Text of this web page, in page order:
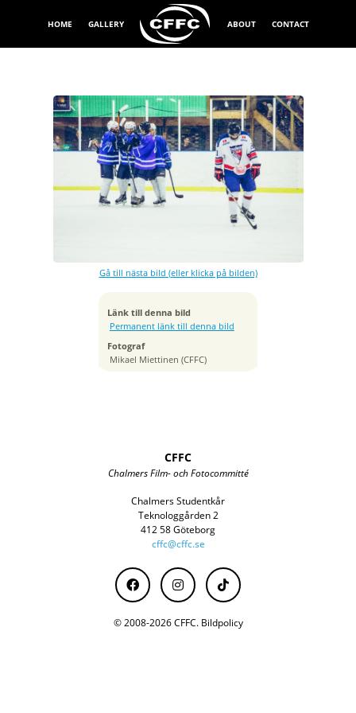
HOME GALLERY ABOUT CONTACT
Gå till nästa bild (eller klicka på bilden)
Länk till denna bild
Permanent länk till denna bild
Fotograf
Mikael Miettinen (CFFC)
Exponeringstid
1/500 sek
Bländare
Tagen
ISO
2000
Brännvidd
200 mm
CFFC
Chalmers Film- och Fotocommitté
Chalmers Studentkår
Teknologgården 2
412 58 Göteborg
cffc@cffc.se
© 2008-2026 CFFC. Bildpolicy